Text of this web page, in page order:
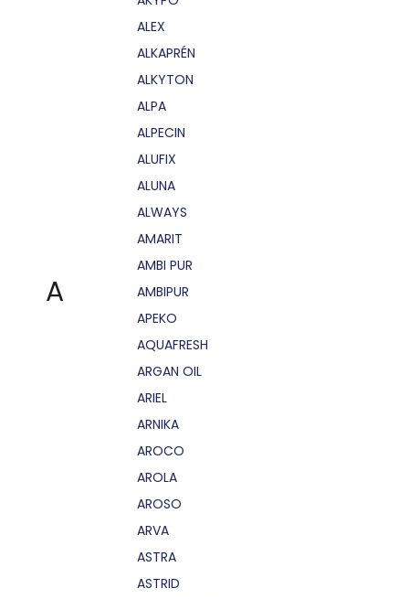
A
ALEX
ALKAPRÉN
ALKYTON
ALPA
ALPECIN
ALUFIX
ALUNA
ALWAYS
AMARIT
AMBI PUR
AMBIPUR
APEKO
AQUAFRESH
ARGAN OIL
ARIEL
ARNIKA
AROCO
AROLA
AROSO
ARVA
ASTRA
ASTRID